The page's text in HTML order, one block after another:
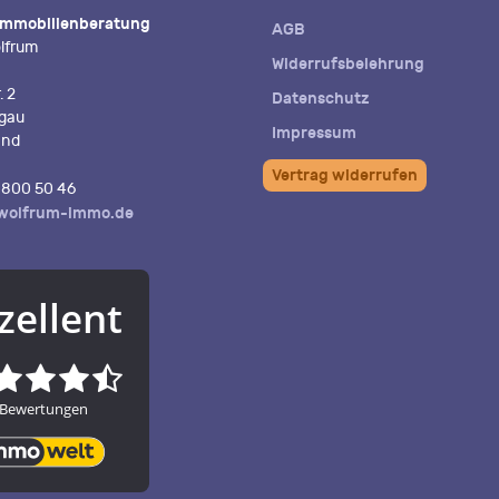
2
50 46
immo.de
AGB
Widerrufsbelehrung
Datenschutz
Impressum
Vertrag widerrufen